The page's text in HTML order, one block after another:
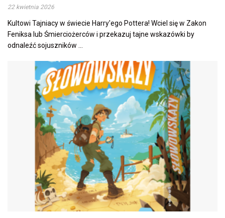
22 kwietnia 2026
Kultowi Tajniacy w świecie Harry'ego Pottera! Wciel się w Zakon
Feniksa lub Śmierciożerców i przekazuj tajne wskazówki by
odnaleźć sojuszników ...